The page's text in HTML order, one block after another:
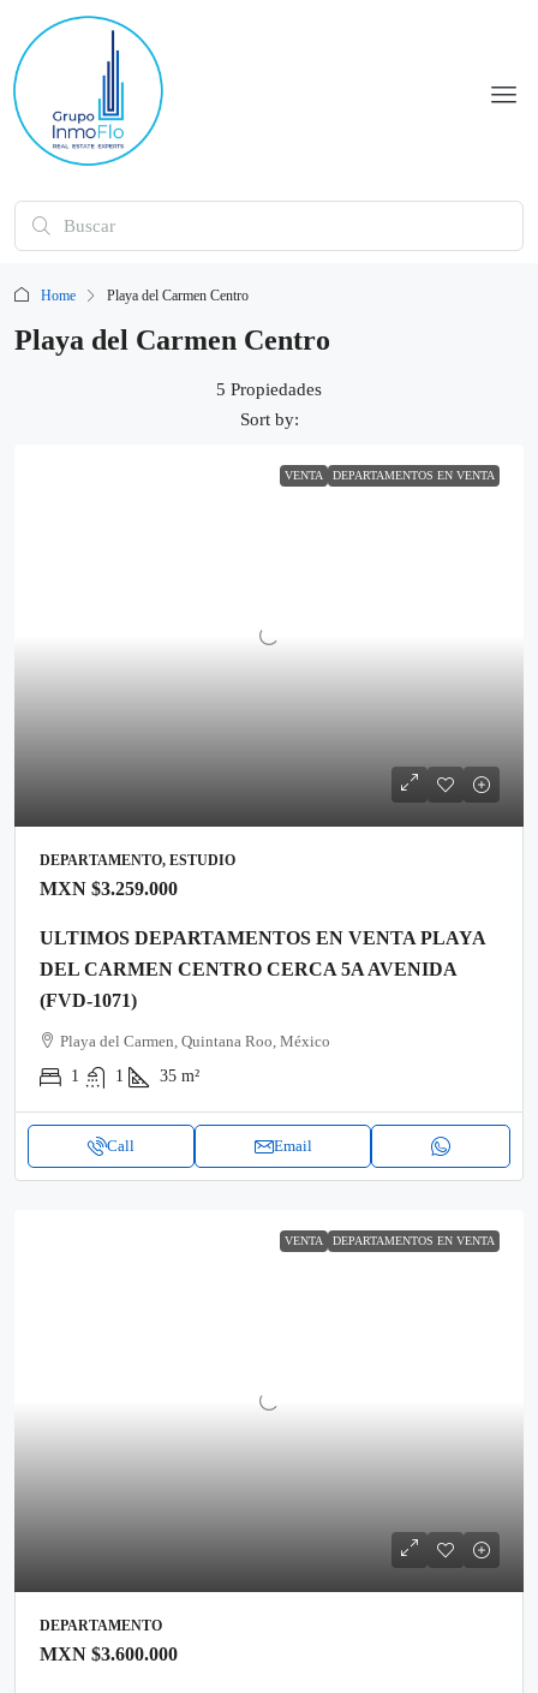
Home Playa del Carmen Centro
Playa del Carmen Centro
5 Propiedades
Sort by:
VENTA DEPARTAMENTOS EN VENTA
DEPARTAMENTO, ESTUDIO
MXN $3.259.000
ULTIMOS DEPARTAMENTOS EN VENTA PLAYA
DEL CARMEN CENTRO CERCA 5A AVENIDA
(FVD-1071)
Playa del Carmen, Quintana Roo, México
1
1 35 m²
Call Email
VENTA DEPARTAMENTOS EN VENTA
DEPARTAMENTO
MXN $3.600.000